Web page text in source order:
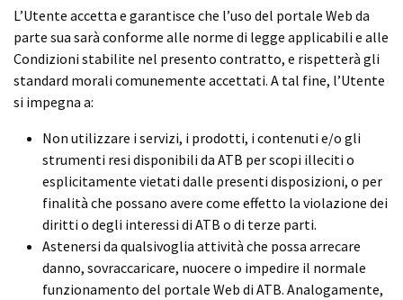
L’Utente accetta e garantisce che l’uso del portale Web da
parte sua sarà conforme alle norme di legge applicabili e alle
Condizioni stabilite nel presento contratto, e rispetterà gli
standard morali comunemente accettati. A tal fine, l’Utente
si impegna a:
Non utilizzare i servizi, i prodotti, i contenuti e/o gli
strumenti resi disponibili da ATB per scopi illeciti o
esplicitamente vietati dalle presenti disposizioni, o per
finalità che possano avere come effetto la violazione dei
diritti o degli interessi di ATB o di terze parti.
Astenersi da qualsivoglia attività che possa arrecare
danno, sovraccaricare, nuocere o impedire il normale
funzionamento del portale Web di ATB. Analogamente,